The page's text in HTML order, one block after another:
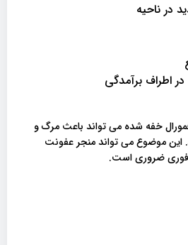
در ناحیه
اطراف برآمدگی
خفه شده می تواند باعث مرگ و
موضوع می تواند منجر عفونت
فوری ضروری است.